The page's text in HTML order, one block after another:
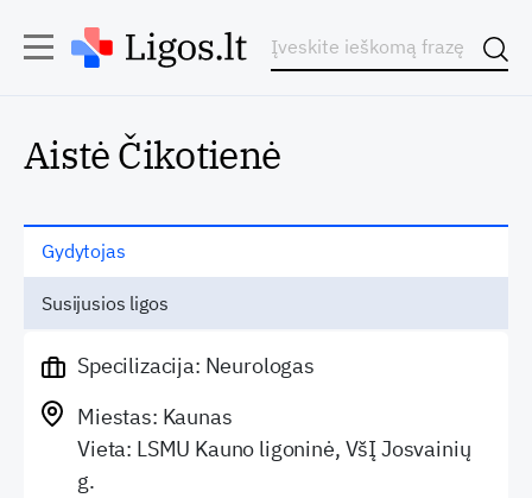
Aistė Čikotienė
Gydytojas
Susijusios ligos
Specilizacija: Neurologas
Miestas: Kaunas
Vieta: LSMU Kauno ligoninė, VšĮ Josvainių
g.